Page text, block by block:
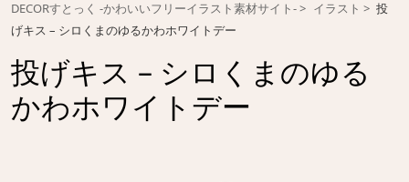
DECORすとっく -かわいいフリーイラスト素材サイト- イラスト
投
げキス – シロくまのゆるかわホワイトデー
投げキス – シロくまのゆる
かわホワイトデー